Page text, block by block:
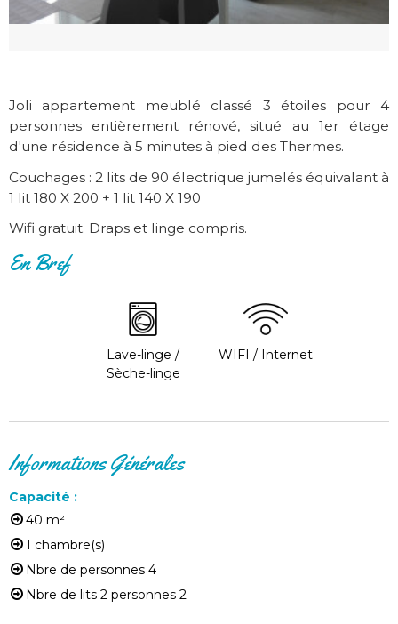
Joli appartement meublé classé 3 étoiles pour 4
personnes entièrement rénové, situé au 1er étage
d'une résidence à 5 minutes à pied des Thermes.
Couchages : 2 lits de 90 électrique jumelés équivalant à
1 lit 180 X 200 + 1 lit 140 X 190
Wifi gratuit. Draps et linge compris.
En Bref
Lave-linge /
Sèche-linge
WIFI / Internet
Informations Générales
Capacité :
40 m²
1 chambre(s)
Nbre de personnes 4
Nbre de lits 2 personnes 2